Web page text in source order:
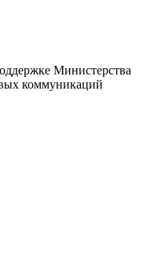
Министерства
коммуникаций